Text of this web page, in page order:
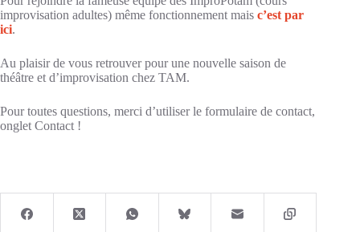
improvisation adultes) même fonctionnement mais c’est par
ici.
Au plaisir de vous retrouver pour une nouvelle saison de
théâtre et d’improvisation chez TAM.
Pour toutes questions, merci d’utiliser le formulaire de contact,
onglet Contact !